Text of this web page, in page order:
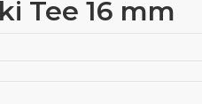
Tee 16 mm